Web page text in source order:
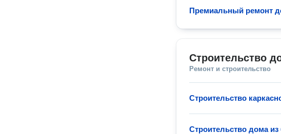
Премиальный ремонт
Строительство
Ремонт и строительство
Строительство
Строительство дома из